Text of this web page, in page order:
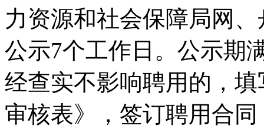
力资源和社会保障局网
公示7个工作日。公示期
经查实不影响聘用的，
审核表》，签订聘用合